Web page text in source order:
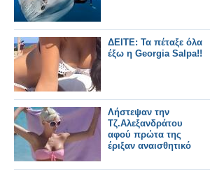
ΔΕΙΤΕ: Τα πέταξε όλα
έξω η Georgia Salpa!!
Λήστεψαν την
Τζ.Αλεξανδράτου
αφού πρώτα της
έριξαν αναισθητικό